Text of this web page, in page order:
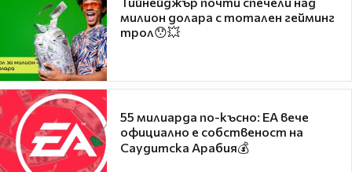
милион долара с тотален гейминг
трол😯💥
55 милиарда по-късно: EA вече
официално е собственост на
Саудитска Арабия💰